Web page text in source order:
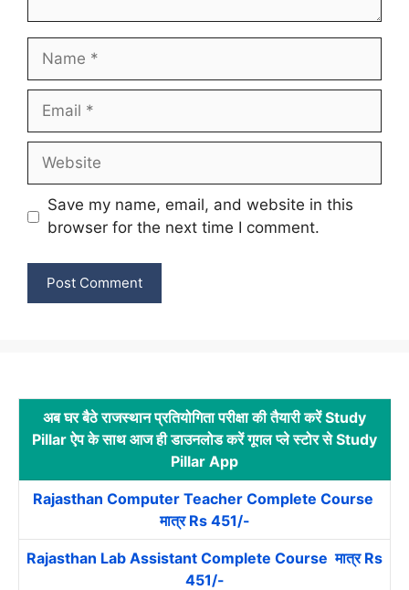
Name
Email
Website
Save my name, email, and website in this
browser for the next time I comment.
अब घर बैठे राजस्थान प्रतियोगिता परीक्षा की तैयारी करें Study
Pillar ऐप के साथ आज ही डाउनलोड करें गूगल प्ले स्टोर से Study
Pillar App
Rajasthan Computer Teacher Complete Course
मात्र Rs 451/-
Rajasthan Lab Assistant Complete Course मात्र Rs
451/-